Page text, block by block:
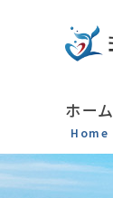
ホーム
Home